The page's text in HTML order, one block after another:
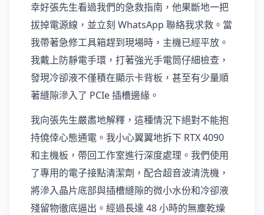
幸好張先生看過我們的急救指南，他果斷地一把
拔掉電源線，並立刻 WhatsApp 聯絡我求救。當
我帶著急修工具箱趕到現場時，主機已經平放。
我戴上防靜電手環，打著強光手電筒仔細檢查，
發現冷卻液不僅積在顯示卡背板，甚至有少量順
著縫隙滲入了 PCIe 插槽邊緣。
我向張先生嚴肅地解釋，這種情況下絕對不能抱
持僥倖心態通電。我小心翼翼地拆下 RTX 4090
和主機板，帶回工作室進行深度處理。我們使用
了專用的電子接點清潔劑，配合超音波清洗機，
將滲入晶片底部與插槽縫隙的微小水份和冷卻液
殘留物徹底逼出。經過長達 48 小時的無塵乾燥